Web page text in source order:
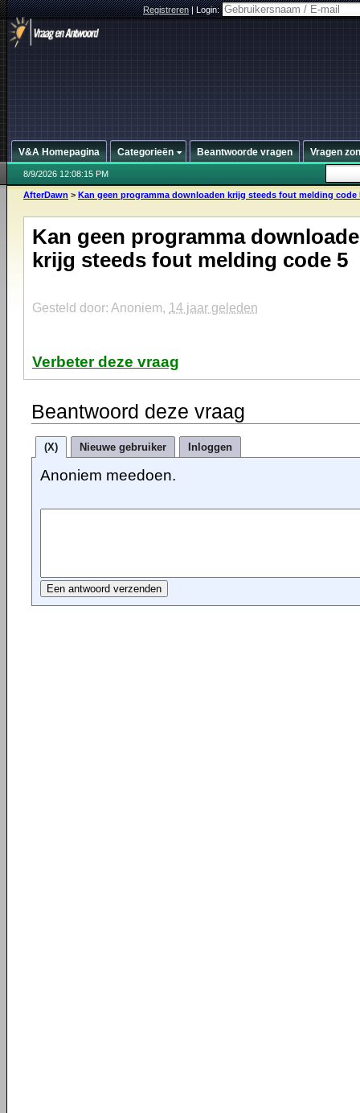
Registreren|Login:
V&A Homepagina Categorieën Beantwoorde vragen Vragen
8/9/2026 12:08:15 PM
AfterDawn > Kan geen programma downloaden krijg steeds fout melding code
Kan geen programma
krijg steeds fout melding code 5
Gesteld door: Anoniem, 14 jaar geleden
Verbeter deze vraag
Beantwoord deze vraag
(X) Nieuwe gebruiker Inloggen
Anoniem meedoen.